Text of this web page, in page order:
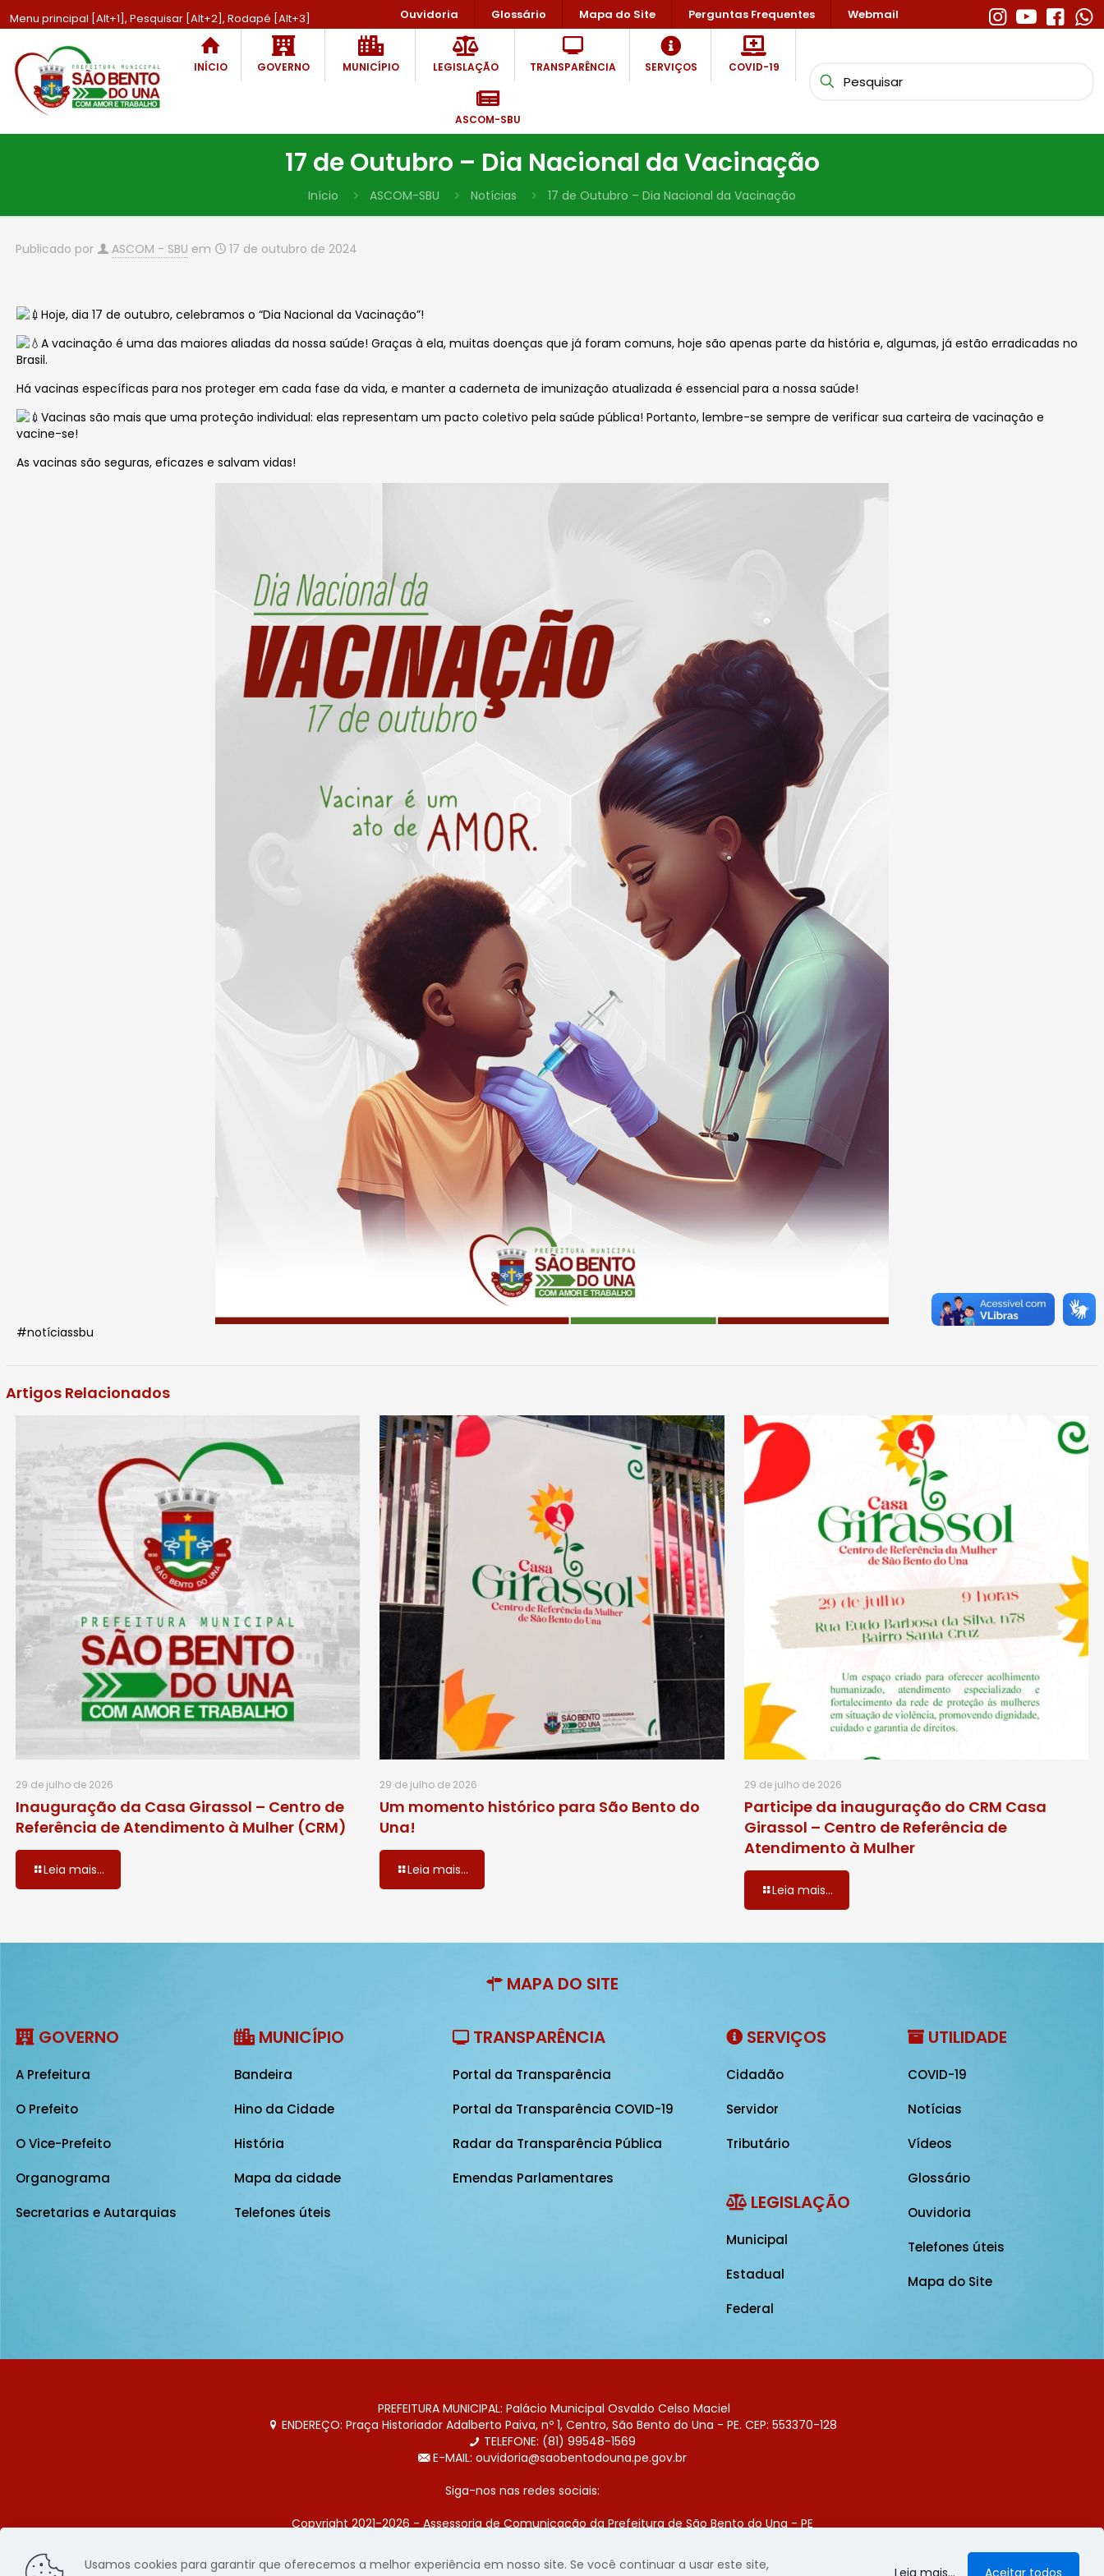
Menu principal [Alt+1], Pesquisar [Alt+2], Rodapé [Alt+3] Ouvidoria Glossário Mapa do Site Perguntas Frequentes Webmail
INÍCIO GOVERNO MUNICÍPIO LEGISLAÇÃO TRANSPARÊNCIA SERVIÇOS COVID-19
ASCOM-SBU
17 de Outubro – Dia Nacional da Vacinação
Início ASCOM-SBU Notícias 17 de Outubro – Dia Nacional da Vacinação
Publicado por ASCOM - SBU em 17 de outubro de 2024
Hoje, dia 17 de outubro, celebramos o “Dia Nacional da Vacinação”!
A vacinação é uma das maiores aliadas da nossa saúde! Graças à ela, muitas doenças que já foram comuns, hoje são apenas parte da história e, algumas, já estão erradicadas no
Brasil.
Há vacinas específicas para nos proteger em cada fase da vida, e manter a caderneta de imunização atualizada é essencial para a nossa saúde!
Vacinas são mais que uma proteção individual: elas representam um pacto coletivo pela saúde pública! Portanto, lembre-se sempre de verificar sua carteira de vacinação e
vacine-se!
As vacinas são seguras, eficazes e salvam vidas!
#notíciassbu
Artigos Relacionados
29 de julho de 2026
Inauguração da Casa Girassol – Centro de
Referência de Atendimento à Mulher (CRM)
Leia mais...
29 de julho de 2026
Um momento histórico para São Bento do
Una!
Leia mais...
29 de julho de 2026
Participe da inauguração do CRM Casa
Girassol – Centro de Referência de
Atendimento à Mulher
Leia mais...
MAPA DO SITE
GOVERNO
A Prefeitura
O Prefeito
O Vice-Prefeito
Organograma
Secretarias e Autarquias
MUNICÍPIO
Bandeira
Hino da Cidade
História
Mapa da cidade
Telefones úteis
TRANSPARÊNCIA
Portal da Transparência
Portal da Transparência COVID-19
Radar da Transparência Pública
Emendas Parlamentares
SERVIÇOS
Cidadão
Servidor
Tributário
LEGISLAÇÃO
Municipal
Estadual
Federal
UTILIDADE
COVID-19
Notícias
Vídeos
Glossário
Ouvidoria
Telefones úteis
Mapa do Site
PREFEITURA MUNICIPAL: Palácio Municipal Osvaldo Celso Maciel
ENDEREÇO: Praça Historiador Adalberto Paiva, nº 1, Centro, São Bento do Una - PE. CEP: 553370-128
TELEFONE: (81) 99548-1569
E-MAIL: ouvidoria@saobentodouna.pe.gov.br
Siga-nos nas redes sociais:
Copyright 2021-2026 - Assessoria de Comunicação da Prefeitura de São Bento do Una - PE
Página desenvolvida pela agência de publicidade LumusWeb - Agência Digital
Usamos cookies para garantir que oferecemos a melhor experiência em nosso site. Se você continuar a usar este site,
Leia mais... Aceitar todos